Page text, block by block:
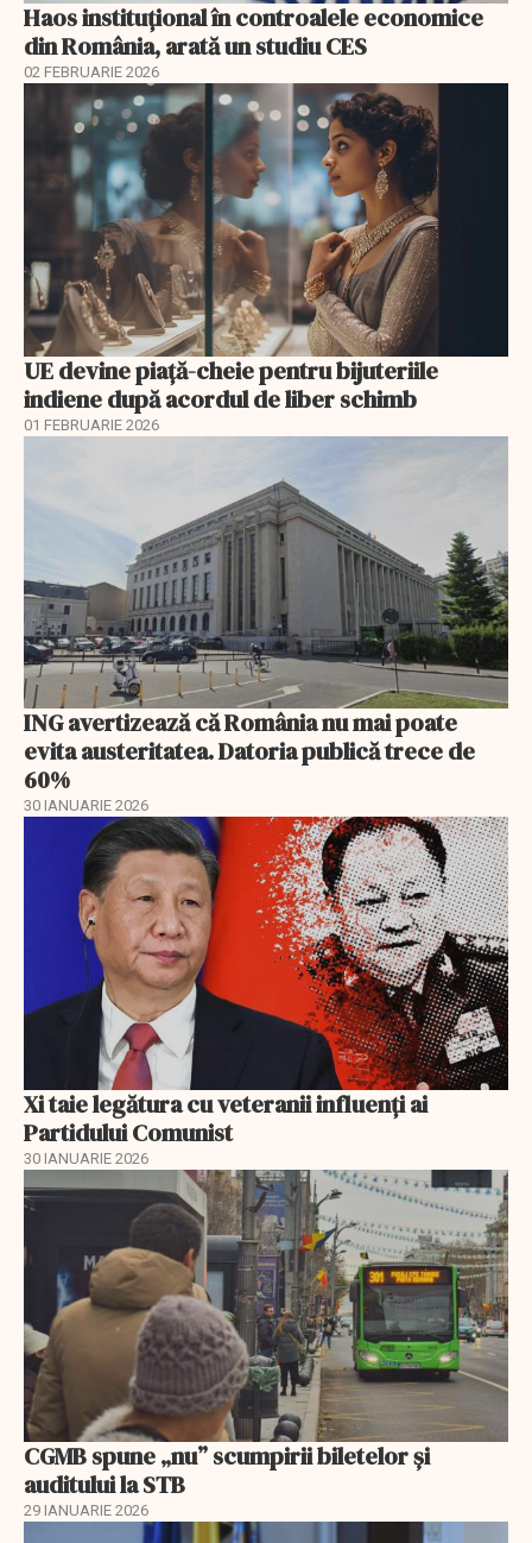
Haos instituțional în controalele economice
din România, arată un studiu CES
02 FEBRUARIE 2026
UE devine piață-cheie pentru bijuteriile
indiene după acordul de liber schimb
01 FEBRUARIE 2026
ING avertizează că România nu mai poate
evita austeritatea. Datoria publică trece de
60%
30 IANUARIE 2026
Xi taie legătura cu veteranii influenți ai
Partidului Comunist
30 IANUARIE 2026
CGMB spune „nu” scumpirii biletelor și
auditului la STB
29 IANUARIE 2026